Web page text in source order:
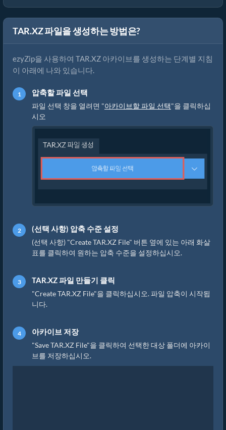
TAR.XZ 파일을 생성하는 방법은?
ezyZip을 사용하여 TAR.XZ 아카이브를 생성하는 단계별 지침
이 아래에 나와 있습니다.
압축할 파일 선택
파일 선택 창을 열려면 "아카이브할 파일 선택"을 클릭하십
시오
(선택 사항) 압축 수준 설정
(선택 사항) "Create TAR.XZ File" 버튼 옆에 있는 아래 화살
표를 클릭하여 원하는 압축 수준을 설정하십시오.
TAR.XZ 파일 만들기 클릭
"Create TAR.XZ File"을 클릭하십시오. 파일 압축이 시작됩
니다.
아카이브 저장
"Save TAR.XZ File"을 클릭하여 선택한 대상 폴더에 아카이
브를 저장하십시오.